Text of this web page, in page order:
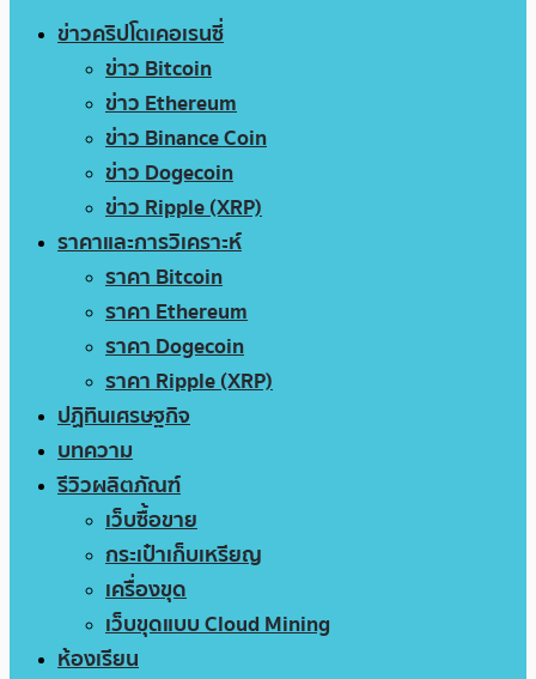
ข่าวคริปโตเคอเรนซี่
ข่าว Bitcoin
ข่าว Ethereum
ข่าว Binance Coin
ข่าว Dogecoin
ข่าว Ripple (XRP)
ราคาและการวิเคราะห์
ราคา Bitcoin
ราคา Ethereum
ราคา Dogecoin
ราคา Ripple (XRP)
ปฏิทินเศรษฐกิจ
บทความ
รีวิวผลิตภัณฑ์
เว็บซื้อขาย
กระเป๋าเก็บเหรียญ
เครื่องขุด
เว็บขุดแบบ Cloud Mining
ห้องเรียน